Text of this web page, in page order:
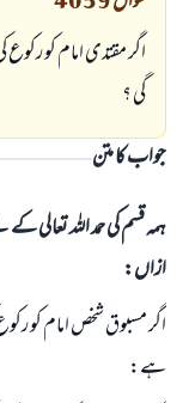
اگر مقتدى امام كو
گى ؟
جواب کا متن
ہمہ قسم کی حمد اللہ تعالی
ازاں:
اگر مسبوق شخص امام كو
ہے: